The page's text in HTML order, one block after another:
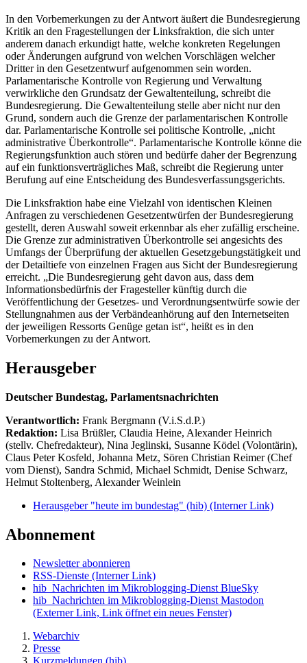
In den Vorbemerkungen zu der Antwort äußert die Bundesregierung
Kritik an den Fragestellungen der Linksfraktion, die sich unter
anderem danach erkundigt hatte, welche konkreten Regelungen
oder Änderungen aufgrund von welchen Vorschlägen welcher
Dritter in den Gesetzentwurf aufgenommen sein worden.
Parlamentarische Kontrolle von Regierung und Verwaltung
verwirkliche den Grundsatz der Gewaltenteilung, schreibt die
Bundesregierung. Die Gewaltenteilung stelle aber nicht nur den
Grund, sondern auch die Grenze der parlamentarischen Kontrolle
dar. Parlamentarische Kontrolle sei politische Kontrolle, „nicht
administrative Überkontrolle“. Parlamentarische Kontrolle könne die
Regierungsfunktion auch stören und bedürfe daher der Begrenzung
auf ein funktionsverträgliches Maß, schreibt die Regierung unter
Berufung auf eine Entscheidung des Bundesverfassungsgerichts.
Die Linksfraktion habe eine Vielzahl von identischen Kleinen
Anfragen zu verschiedenen Gesetzentwürfen der Bundesregierung
gestellt, deren Auswahl soweit erkennbar als eher zufällig erscheine.
Die Grenze zur administrativen Überkontrolle sei angesichts des
Umfangs der Überprüfung der aktuellen Gesetzgebungstätigkeit und
der Detailtiefe von einzelnen Fragen aus Sicht der Bundesregierung
erreicht. „Die Bundesregierung geht davon aus, dass dem
Informationsbedürfnis der Fragesteller künftig durch die
Veröffentlichung der Gesetzes- und Verordnungsentwürfe sowie der
Stellungnahmen aus der Verbändeanhörung auf den Internetseiten
der jeweiligen Ressorts Genüge getan ist“, heißt es in den
Vorbemerkungen zu der Antwort.
Herausgeber
Deutscher Bundestag, Parlamentsnachrichten
Verantwortlich: Frank Bergmann (V.i.S.d.P.)
Redaktion: Lisa Brüßler, Claudia Heine, Alexander Heinrich
(stellv. Chefredakteur), Nina Jeglinski, Susanne Ködel (Volontärin),
Claus Peter Kosfeld, Johanna Metz, Sören Christian Reimer (Chef
vom Dienst), Sandra Schmid, Michael Schmidt, Denise Schwarz,
Helmut Stoltenberg, Alexander Weinlein
Herausgeber "heute im bundestag" (hib) (Interner Link)
Abonnement
Newsletter abonnieren
RSS-Dienste (Interner Link)
hib_Nachrichten im Mikroblogging-Dienst BlueSky
hib_Nachrichten im Mikroblogging-Dienst Mastodon
(Externer Link, Link öffnet ein neues Fenster)
Webarchiv
Presse